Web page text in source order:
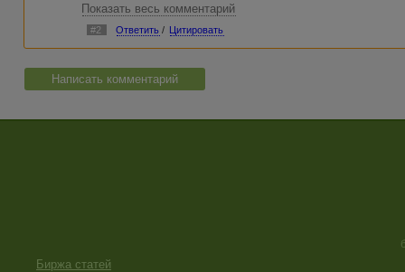
Ламинат плюс теплый пол
Какую ванну выбрать?http://advego.ru/shop/text/5253461/
Показать весь комментарий
#2 Ответить / Цитировать
Написать комментарий
Биржа статей